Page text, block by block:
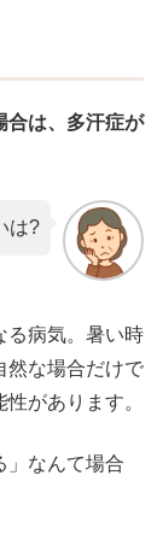
合は、多汗症が
は?
る病気。暑い時
然な場合だけで
があります。
」なんて場合